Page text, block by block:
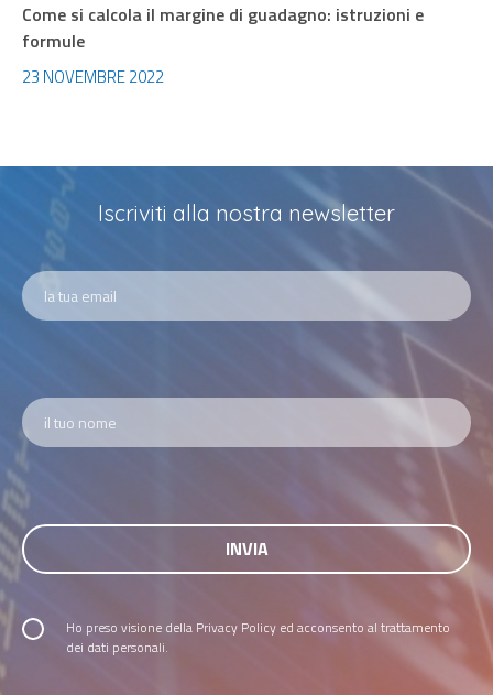
Come si calcola il margine di guadagno: istruzioni e
formule
23 NOVEMBRE 2022
Iscriviti alla nostra newsletter
Ho preso visione della Privacy Policy ed acconsento al trattamento
dei dati personali.